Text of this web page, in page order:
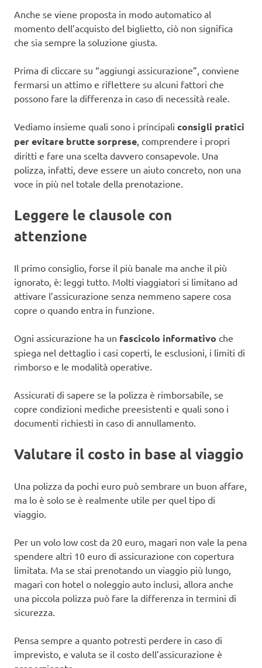
Anche se viene proposta in modo automatico al
momento dell’acquisto del biglietto, ciò non significa
che sia sempre la soluzione giusta.
Prima di cliccare su “aggiungi assicurazione”, conviene
fermarsi un attimo e riflettere su alcuni fattori che
possono fare la differenza in caso di necessità reale.
Vediamo insieme quali sono i principali consigli pratici
per evitare brutte sorprese , comprendere i propri
diritti e fare una scelta davvero consapevole. Una
polizza, infatti, deve essere un aiuto concreto, non una
voce in più nel totale della prenotazione.
Leggere le clausole con
attenzione
Il primo consiglio, forse il più banale ma anche il più
ignorato, è: leggi tutto. Molti viaggiatori si limitano ad
attivare l’assicurazione senza nemmeno sapere cosa
copre o quando entra in funzione.
Ogni assicurazione ha un fascicolo informativo che
spiega nel dettaglio i casi coperti, le esclusioni, i limiti di
rimborso e le modalità operative.
Assicurati di sapere se la polizza è rimborsabile, se
copre condizioni mediche preesistenti e quali sono i
documenti richiesti in caso di annullamento.
Valutare il costo in base al viaggio
Una polizza da pochi euro può sembrare un buon affare,
ma lo è solo se è realmente utile per quel tipo di
viaggio.
Per un volo low cost da 20 euro, magari non vale la pena
spendere altri 10 euro di assicurazione con copertura
limitata. Ma se stai prenotando un viaggio più lungo,
magari con hotel o noleggio auto inclusi, allora anche
una piccola polizza può fare la differenza in termini di
sicurezza.
Pensa sempre a quanto potresti perdere in caso di
imprevisto, e valuta se il costo dell’assicurazione è